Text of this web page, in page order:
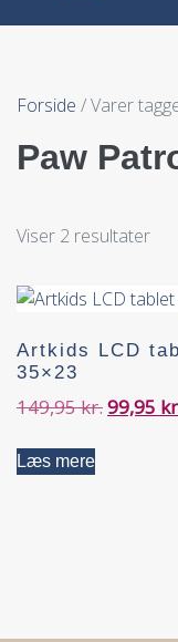
Forside / Varer
Paw
Viser 2 resultater
Artkids LCD
35×23
149,95kr.99,95
Læs mere